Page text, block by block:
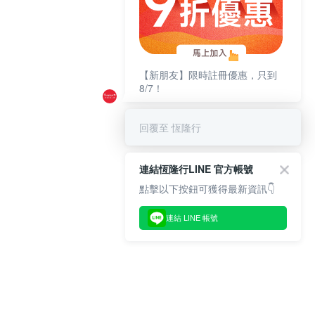
【新朋友】限時註冊優惠，只到
8/7！
回覆至 恆隆行
連結恆隆行LINE 官方帳號
點擊以下按鈕可獲得最新資訊👇
連結 LINE 帳號